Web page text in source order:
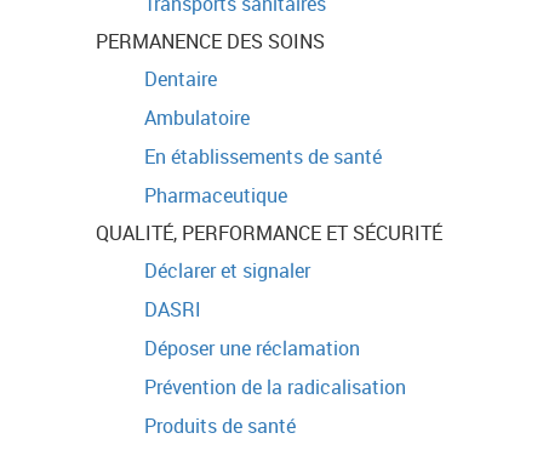
PERMANENCE DES SOINS
Dentaire
Ambulatoire
En établissements de santé
Pharmaceutique
QUALITÉ, PERFORMANCE ET SÉCURITÉ
Déclarer et signaler
DASRI
Déposer une réclamation
Prévention de la radicalisation
Produits de santé